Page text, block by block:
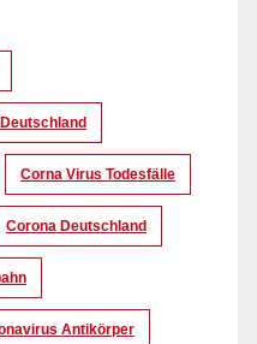
Corna Virus Todesfälle
Corona Deutschland
Antikörper